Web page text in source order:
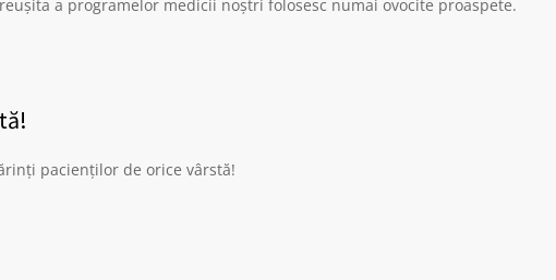
a programelor medicii noștri folosesc numai ovocite proaspete.
pacienților de orice vârstă!